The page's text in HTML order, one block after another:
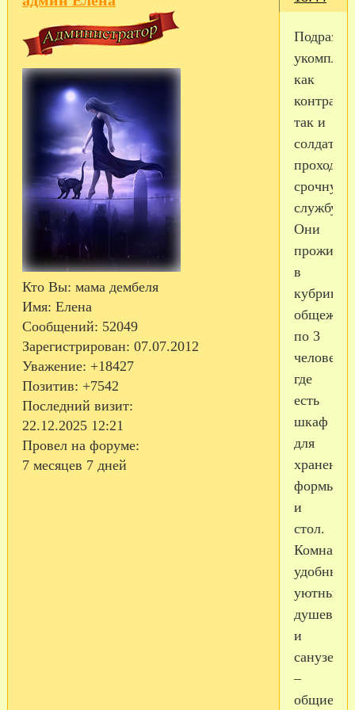
Кто Вы: мама дембеля
Имя: Елена
Сообщений: 52049
Зарегистрирован: 07.07.2012
Уважение: +18427
Позитив: +7542
Последний визит:
22.12.2025 12:21
Провел на форуме:
7 месяцев 7 дней
как
так и
срочную
службу.
Они
в
по 3
человека,
где
есть
шкаф
для
хранения
формы
и
стол.
Комнаты
удобные,
уютные,
душевая
и
санузел
–
общие